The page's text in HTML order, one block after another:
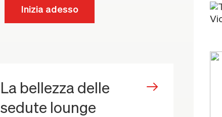
Inizia adesso
La bellezza delle
sedute lounge